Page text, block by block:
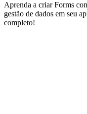
Aprenda a criar Forms
gestão de dados em seu
completo!